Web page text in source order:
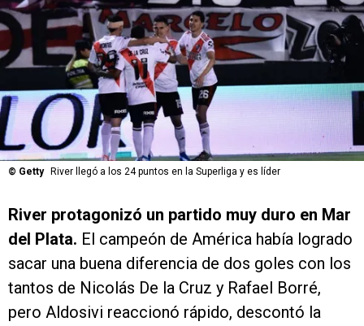
© Getty River llegó a los 24 puntos en la Superliga y es líder
River protagonizó un partido muy duro en Mar
del Plata. El campeón de América había logrado
sacar una buena diferencia de dos goles con los
tantos de Nicolás De la Cruz y Rafael Borré,
pero Aldosivi reaccionó rápido, descontó la